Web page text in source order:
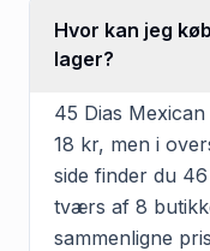
Hvor kan jeg
lager?
45 Dias
18 kr, men i
side finder du
tværs af 8
sammenligne